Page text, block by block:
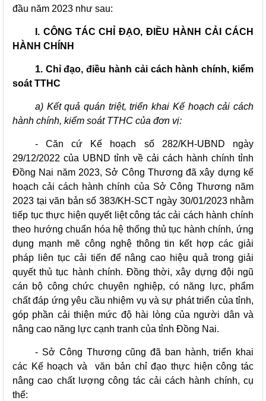
đầu năm 2023 như sau:
I. CÔNG TÁC CHỈ ĐẠO, ĐIỀU HÀNH CẢI CÁCH
HÀNH CHÍNH
1. Chỉ đạo, điều hành cải cách hành chính, kiểm
soát TTHC
a) Kết quả quán triệt, triển khai Kế hoạch cải cách
hành chính, kiểm soát TTHC của đơn vị:
- Căn cứ Kế hoạch số 282/KH-UBND ngày
29/12/2022 của UBND tỉnh về cải cách hành chính tỉnh
Đồng Nai năm 2023, Sở Công Thương đã xây dựng kế
hoạch cải cách hành chính của Sở Công Thương năm
2023 tại văn bản số 383/KH-SCT ngày 30/01/2023 nhằm
tiếp tục thực hiện quyết liệt công tác cải cách hành chính
theo hướng chuẩn hóa hệ thống thủ tục hành chính, ứng
dụng mạnh mẽ công nghệ thông tin kết hợp các giải
pháp liên tục cải tiến để nâng cao hiệu quả trong giải
quyết thủ tục hành chính. Đồng thời, xây dựng đội ngũ
cán bộ công chức chuyên nghiệp, có năng lực, phẩm
chất đáp ứng yêu cầu nhiệm vụ và sự phát triển của tỉnh,
góp phần cải thiện mức độ hài lòng của người dân và
nâng cao năng lực cạnh tranh của tỉnh Đồng Nai.
- Sở Công Thương cũng đã ban hành, triển khai
các Kế hoạch và văn bản chỉ đạo thực hiện công tác
nâng cao chất lượng công tác cải cách hành chính, cụ
thể: